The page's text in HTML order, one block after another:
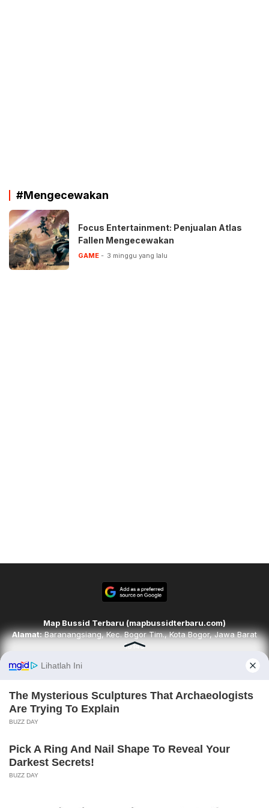
#Mengecewakan
Focus Entertainment: Penjualan Atlas
Fallen Mengecewakan
GAME 3 minggu yang lalu
Map Bussid Terbaru (mapbussidterbaru.com)
Alamat:Baranangsiang, Kec. Bogor Tim., Kota Bogor, Jawa Barat
16143
Ikuti kami di
Disclaimer
Contact About
Copyright © 2026. mapbussidterbaru.com. All rights reserved